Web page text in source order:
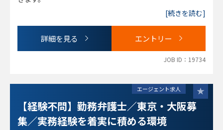
憲法や人権、民主主義に関わる重要な訴訟に携わりながら、
個別の事件解決にとどまらず、判例や制度の形成に関わるこ
[続きを読む]
詳細を見る エントリー
JOB ID：19734
エージェント求人
【経験不問】勤務弁護士／東京・大阪募
集／実務経験を着実に積める環境